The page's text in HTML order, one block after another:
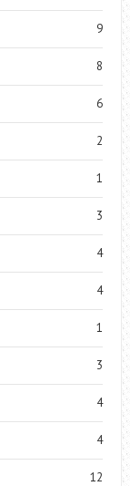
9
8
6
2
1
3
4
4
1
3
4
4
12